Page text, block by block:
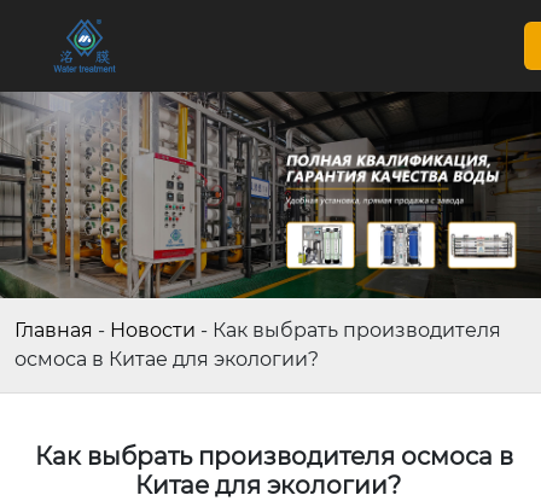
Главная - Новости - Как выбрать производителя
осмоса в Китае для экологии?
Как выбрать производителя осмоса в
Китае для экологии?